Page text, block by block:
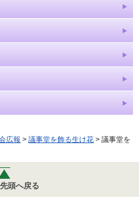
広報 > 議事堂を飾る生け花 > 議事堂を
頭へ戻る